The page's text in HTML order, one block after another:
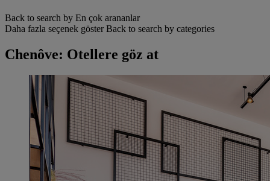
Back to search by En çok arananlar
Daha fazla seçenek göster Back to search by categories
Chenôve: Otellere göz at